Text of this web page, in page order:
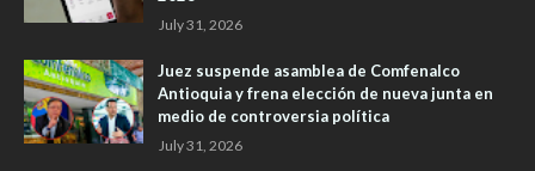
July 31, 2026
Juez suspende asamblea de Comfenalco
Antioquia y frena elección de nueva junta en
medio de controversia política
July 31, 2026